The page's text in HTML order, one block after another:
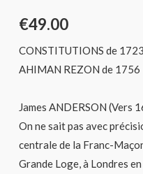
€49.00
CONSTITUTIONS de
AHIMAN REZON de 1756
James ANDERSON (Vers
On ne sait pas avec
centrale de la Franc-
Grande Loge, à Londres en